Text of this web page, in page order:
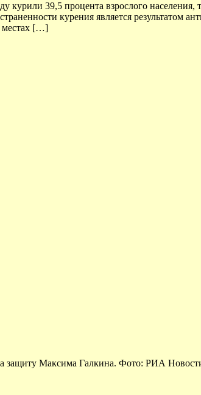
курили 39,5 процента взрослого населения,
курения является результатом
местах […]
защиту Максима Галкина. Фото: РИА